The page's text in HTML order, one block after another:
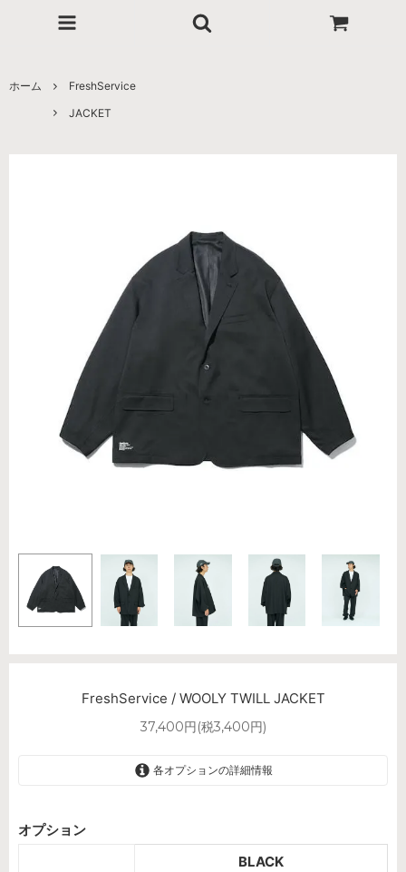
ホーム
FreshService
JACKET
FreshService / WOOLY TWILL JACKET
37,400円(税3,400円)
各オプションの詳細情報
SOLD OUT
オプション
BLACK